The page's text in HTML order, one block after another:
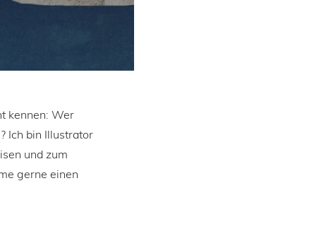
kennen: Wer
Ich bin Illustrator
und zum
gerne einen